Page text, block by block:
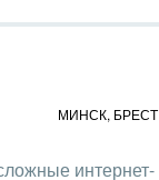
МИНСК, БРЕСТ
интернет-